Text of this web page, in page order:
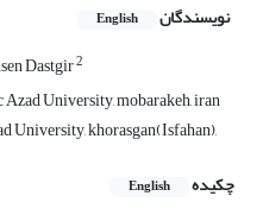
نویسندگان English
Dastgir2
University, mobarakeh, iran
University, khorasgan(Isfahan),
چکیده
English